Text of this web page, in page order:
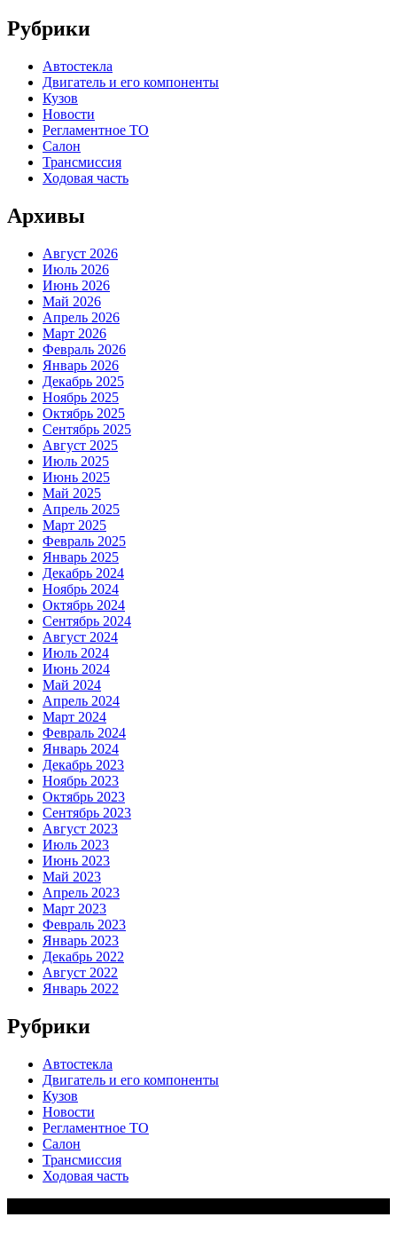
Рубрики
Автостекла
Двигатель и его компоненты
Кузов
Новости
Регламентное ТО
Салон
Трансмиссия
Ходовая часть
Архивы
Август 2026
Июль 2026
Июнь 2026
Май 2026
Апрель 2026
Март 2026
Февраль 2026
Январь 2026
Декабрь 2025
Ноябрь 2025
Октябрь 2025
Сентябрь 2025
Август 2025
Июль 2025
Июнь 2025
Май 2025
Апрель 2025
Март 2025
Февраль 2025
Январь 2025
Декабрь 2024
Ноябрь 2024
Октябрь 2024
Сентябрь 2024
Август 2024
Июль 2024
Июнь 2024
Май 2024
Апрель 2024
Март 2024
Февраль 2024
Январь 2024
Декабрь 2023
Ноябрь 2023
Октябрь 2023
Сентябрь 2023
Август 2023
Июль 2023
Июнь 2023
Май 2023
Апрель 2023
Март 2023
Февраль 2023
Январь 2023
Декабрь 2022
Август 2022
Январь 2022
Рубрики
Автостекла
Двигатель и его компоненты
Кузов
Новости
Регламентное ТО
Салон
Трансмиссия
Ходовая часть